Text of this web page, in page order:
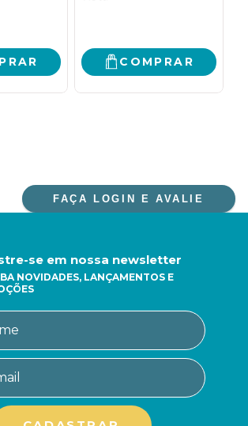
COMPRAR
FAÇA LOGIN E AVALIE
se em nossa newsletter
NOVIDADES, LANÇAMENTOS E